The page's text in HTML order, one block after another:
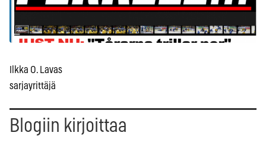
Ilkka O. Lavas
sarjayrittäjä
Blogiin kirjoittaa